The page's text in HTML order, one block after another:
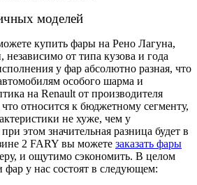
моделей
купить фары на Рено Лагуна,
от типа кузова и года
у фар абсолютно разная, что
особого шарма и
на Renault от производителя
относится к бюджетному сегменту,
не хуже, чем у
этом значительная разница будет в
2 FARY вы можете заказать фары
и ощутимо сэкономить. В целом
у нас состоят в следующем: